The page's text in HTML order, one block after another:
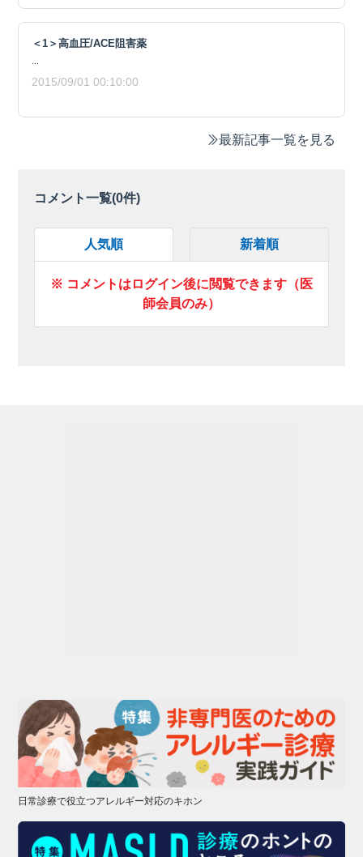
＜1＞高血圧/ACE阻害薬
2015/09/01 00:10:00
最新記事一覧を見る
コメント一覧(0件)
人気順 新着順
※ コメントはログイン後に閲覧できます（医
師会員のみ）
日常診療で役立つアレルギー対応のキホン